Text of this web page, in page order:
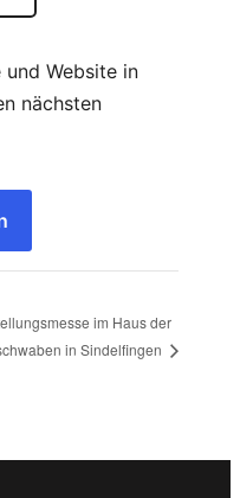
und Website in
nächsten
im Haus der
in Sindelfingen